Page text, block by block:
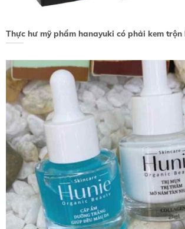
Thực hư mỹ phẩm hanayuki có phải kem trộn